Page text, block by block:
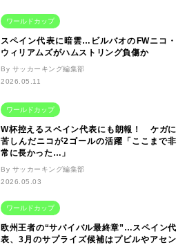
ワールドカップ
スペイン代表に暗雲…ビルバオのFWニコ・
ウィリアムズがハムストリング負傷か
By サッカーキング編集部
2026.05.11
ワールドカップ
W杯控えるスペイン代表にも朗報！ ケガに
苦しんだニコが2ゴールの活躍「ここまで非
常に長かった…」
By サッカーキング編集部
2026.05.03
ワールドカップ
欧州王者の“サバイバル最終章”…スペイン代
表、3月のサプライズ候補はプビルやアセン